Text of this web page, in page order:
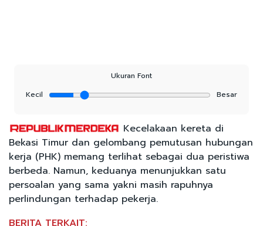
Ukuran Font
Kecil
Besar
Kecelakaan kereta di
Bekasi Timur dan gelombang pemutusan hubungan
kerja (PHK) memang terlihat sebagai dua peristiwa
berbeda. Namun, keduanya menunjukkan satu
persoalan yang sama yakni masih rapuhnya
perlindungan terhadap pekerja.
BERITA TERKAIT: